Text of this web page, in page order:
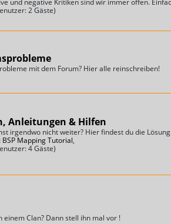
2 Gäste)
mit dem Forum? Hier alle reinschreiben!
Anleitungen & Hilfen
irgendwo nicht weiter? Hier findest du die
BSP Mapping Tutorial,
4 Gäste)
einem Clan? Dann stell ihn mal vor !